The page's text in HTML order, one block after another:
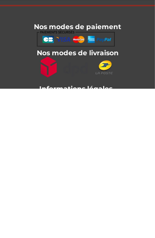
Nos modes de paiement
Nos modes de livraison
Informations légales